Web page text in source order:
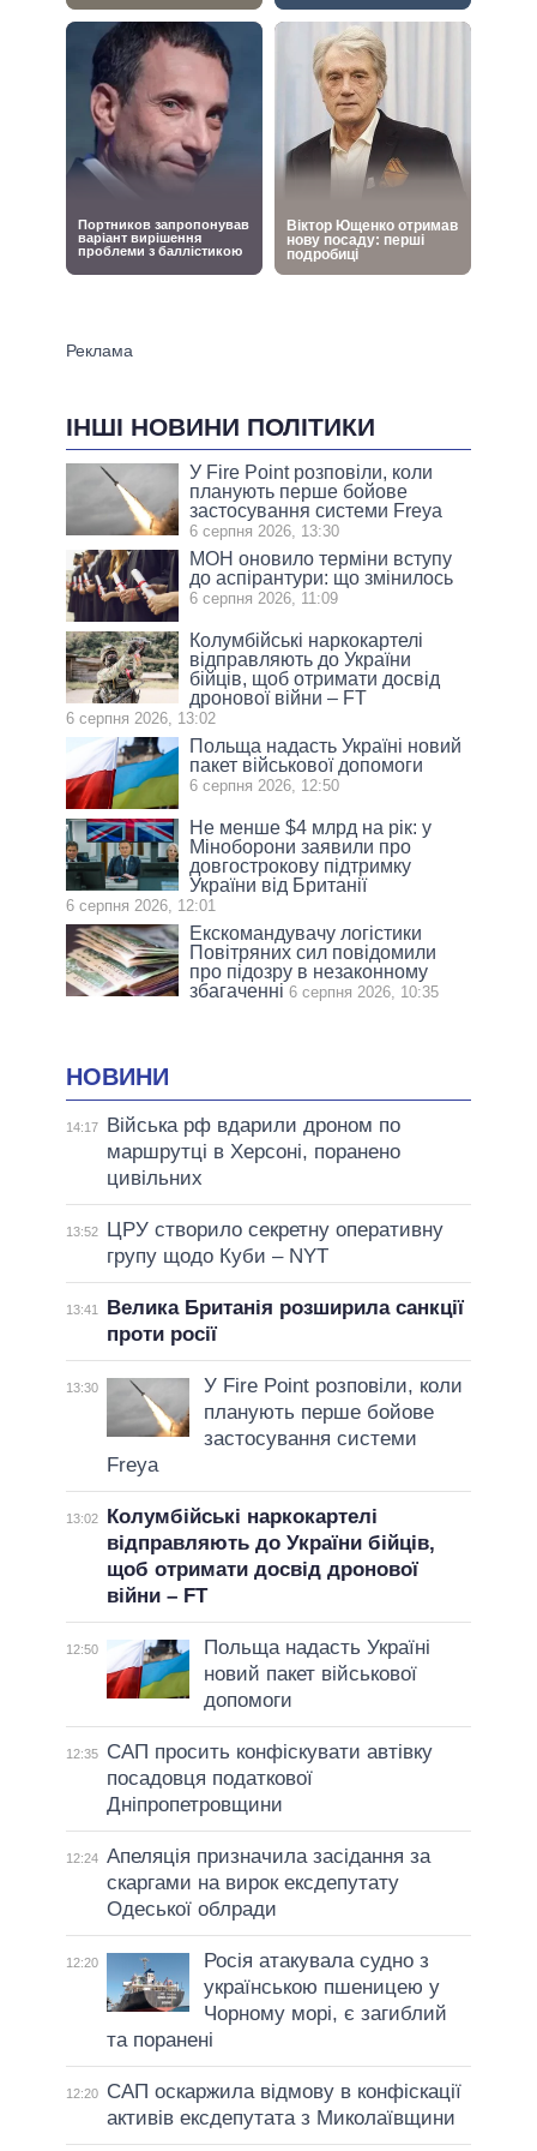
ІНШІ НОВИНИ ПОЛІТИКИ
У Fire Point розповіли, коли
планують перше бойове
застосування системи Freya
6 серпня 2026, 13:30
МОН оновило терміни вступу
до аспірантури: що змінилось
6 серпня 2026, 11:09
Колумбійські наркокартелі
відправляють до України
бійців, щоб отримати досвід
дронової війни – FT
6 серпня 2026, 13:02
Польща надасть Україні новий
пакет військової допомоги
6 серпня 2026, 12:50
Не менше $4 млрд на рік: у
Міноборони заявили про
довгострокову підтримку
України від Британії
6 серпня 2026, 12:01
Екскомандувачу логістики
Повітряних сил повідомили
про підозру в незаконному
збагаченні 6 серпня 2026, 10:35
НОВИНИ
14:17
Війська рф вдарили дроном по
маршрутці в Херсоні, поранено
цивільних
13:52
ЦРУ створило секретну оперативну
групу щодо Куби – NYT
13:41
Велика Британія розширила санкції
проти росії
13:30
У Fire Point розповіли, коли
планують перше бойове
застосування системи
Freya
13:02
Колумбійські наркокартелі
відправляють до України бійців,
щоб отримати досвід дронової
війни – FT
12:50
Польща надасть Україні
новий пакет військової
допомоги
12:35
САП просить конфіскувати автівку
посадовця податкової
Дніпропетровщини
12:24 Апеляція призначила засідання за
скаргами на вирок ексдепутату
Одеської облради
12:20
Росія атакувала судно з
українською пшеницею у
Чорному морі, є загиблий
та поранені
12:20
САП оскаржила відмову в конфіскації
активів ексдепутата з Миколаївщини